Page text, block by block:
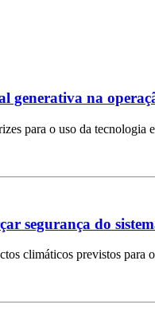
na
para o uso da tecnologia
segurança do
climáticos previstos para